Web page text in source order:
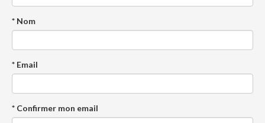
* Nom
* Email
* Confirmer mon email